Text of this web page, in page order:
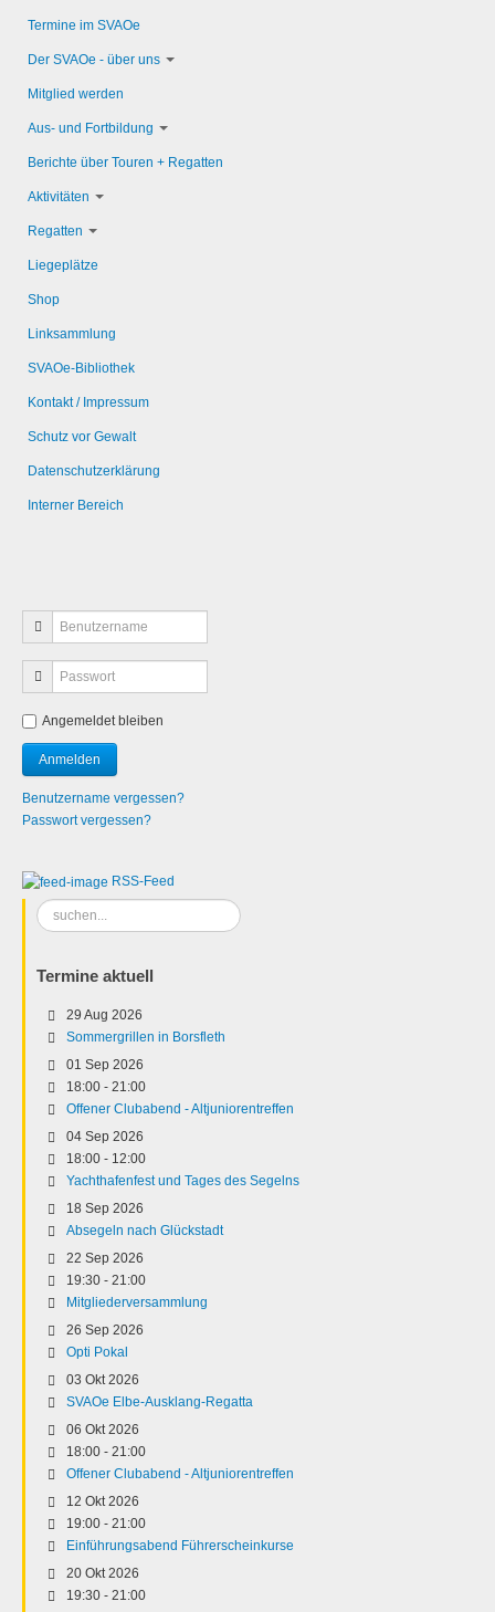
Termine im SVAOe
Der SVAOe - über uns
Mitglied werden
Aus- und Fortbildung
Berichte über Touren + Regatten
Aktivitäten
Regatten
Liegeplätze
Shop
Linksammlung
SVAOe-Bibliothek
Kontakt / Impressum
Schutz vor Gewalt
Datenschutzerklärung
Interner Bereich
Angemeldet bleiben
Benutzername vergessen?
Passwort vergessen?
RSS-Feed
Suchen
...
Termine aktuell
29 Aug 2026
Sommergrillen in Borsfleth
01 Sep 2026
18:00 - 21:00
Offener Clubabend - Altjuniorentreffen
04 Sep 2026
18:00 - 12:00
Yachthafenfest und Tages des Segelns
18 Sep 2026
Absegeln nach Glückstadt
22 Sep 2026
19:30 - 21:00
Mitgliederversammlung
26 Sep 2026
Opti Pokal
03 Okt 2026
SVAOe Elbe-Ausklang-Regatta
06 Okt 2026
18:00 - 21:00
Offener Clubabend - Altjuniorentreffen
12 Okt 2026
19:00 - 21:00
Einführungsabend Führerscheinkurse
20 Okt 2026
19:30 - 21:00